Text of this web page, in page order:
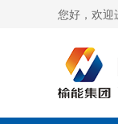
您好，欢迎